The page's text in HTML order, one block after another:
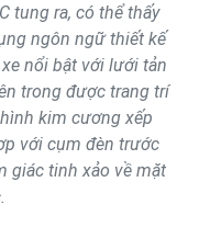
tung ra, có thể thấy
ngôn ngữ thiết kế
nổi bật với lưới tản
trong được trang trí
kim cương xếp
với cụm đèn trước
giác tinh xảo về mặt